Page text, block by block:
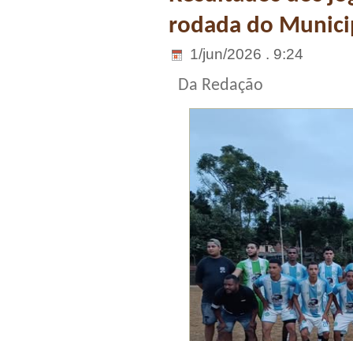
rodada do
1/jun/2026 . 9:24
Da Redação